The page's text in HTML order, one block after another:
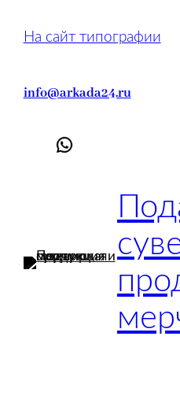
На сайт типографии
info@arkada24.ru